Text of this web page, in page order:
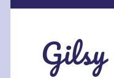
Gilsy